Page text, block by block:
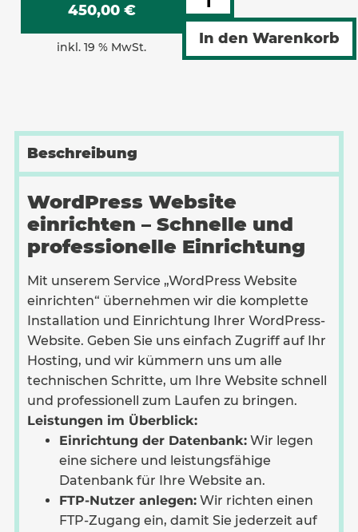
450,00 €
inkl. 19 % MwSt. In den Warenkorb
Beschreibung
WordPress Website
einrichten – Schnelle und
professionelle Einrichtung
Mit unserem Service „WordPress Website
einrichten“ übernehmen wir die komplette
Installation und Einrichtung Ihrer WordPress-
Website. Geben Sie uns einfach Zugriff auf Ihr
Hosting, und wir kümmern uns um alle
technischen Schritte, um Ihre Website schnell
und professionell zum Laufen zu bringen.
Leistungen im Überblick:
Einrichtung der Datenbank:Wir legen
eine sichere und leistungsfähige
Datenbank für Ihre Website an.
FTP-Nutzer anlegen:Wir richten einen
FTP-Zugang ein, damit Sie jederzeit auf